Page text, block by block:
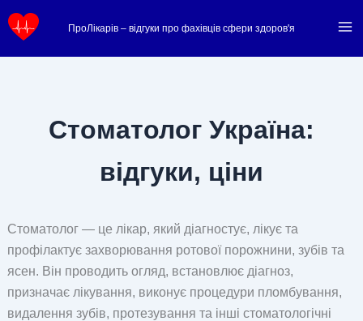
до
ПроЛікарів – відгуки про фахівців сфери здоров'я
Стоматолог Україна:
відгуки, ціни
Стоматолог — це лікар, який діагностує, лікує та
профілактує захворювання ротової порожнини, зубів та
ясен. Він проводить огляд, встановлює діагноз,
призначає лікування, виконує процедури пломбування,
видалення зубів, протезування та інші стоматологічні